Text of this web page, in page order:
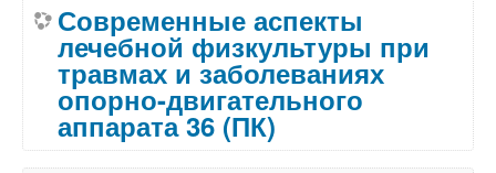
Современные аспекты
лечебной физкультуры при
травмах и заболеваниях
опорно-двигательного
аппарата 36 (ПК)